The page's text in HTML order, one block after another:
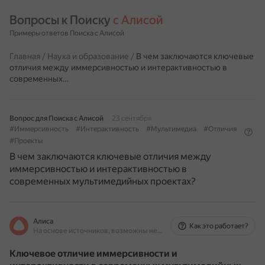
Вопросы к Поиску с Алисой
Примеры ответов Поиска с Алисой
Главная / Наука и образование / В чем заключаются ключевые
отличия между иммерсивностью и интерактивностью в
современных…
Вопрос для Поиска с Алисой
23 сентября
#Иммерсивность
#Интерактивность #Мультимедиа
#Отличия
#Проекты
В чем заключаются ключевые отличия между
иммерсивностью и интерактивностью в
современных мультимедийных проектах?
Алиса
На основе источников, возможны неточности
Как это работает?
Ключевое отличие иммерсивности и